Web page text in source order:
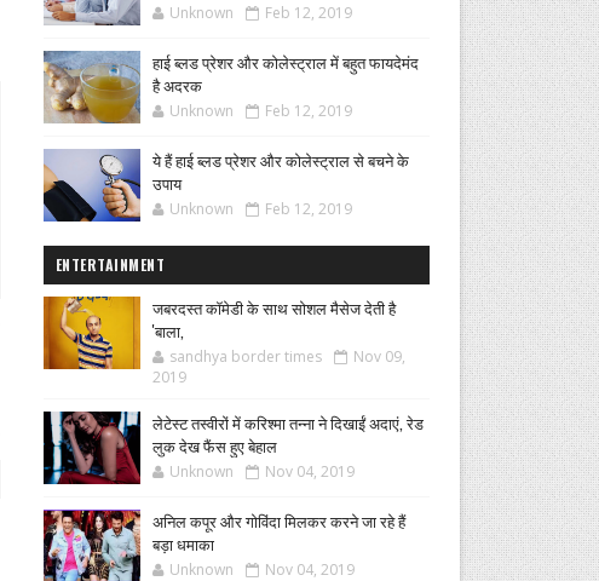
Unknown Feb 12, 2019
हाई ब्लड प्रेशर और कोलेस्ट्राल में बहुत फायदेमंद
है अदरक
Unknown Feb 12, 2019
ये हैं हाई ब्लड प्रेशर और कोलेस्ट्राल से बचने के
उपाय
Unknown Feb 12, 2019
ENTERTAINMENT
जबरदस्त कॉमेडी के साथ सोशल मैसेज देती है
'बाला,
sandhya border times
Nov 09,
2019
लेटेस्ट तस्वीरों में करिश्मा तन्ना ने दिखाईं अदाएं, रेड
लुक देख फैंस हुए बेहाल
Unknown Nov 04, 2019
अनिल कपूर और गोविंदा मिलकर करने जा रहे हैं
बड़ा धमाका
Unknown Nov 04, 2019